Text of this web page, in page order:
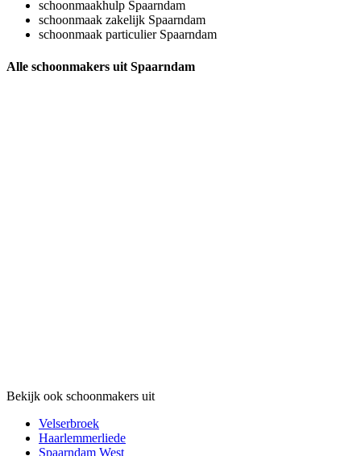
schoonmaakhulp Spaarndam
schoonmaak zakelijk Spaarndam
schoonmaak particulier Spaarndam
Alle schoonmakers uit Spaarndam
Bekijk ook schoonmakers uit
Velserbroek
Haarlemmerliede
Spaarndam West